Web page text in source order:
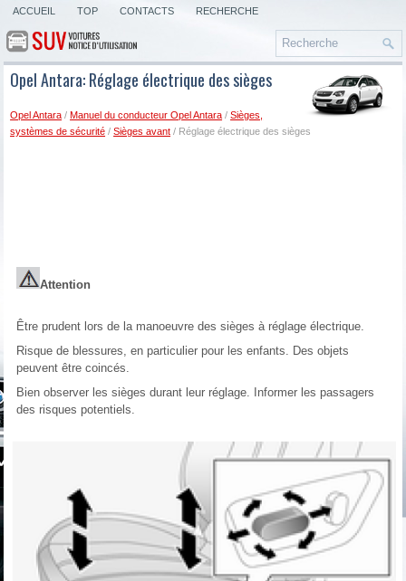
ACCUEIL TOP CONTACTS RECHERCHE
Opel Antara: Réglage électrique des sièges
Opel Antara /Manuel du conducteur Opel Antara /Sièges,
systèmes de sécurité /Sièges avant / Réglage électrique des sièges
Attention
Être prudent lors de la manoeuvre des sièges à réglage électrique.
Risque de blessures, en particulier pour les enfants. Des objets
peuvent être coincés.
Bien observer les sièges durant leur réglage. Informer les passagers
des risques potentiels.